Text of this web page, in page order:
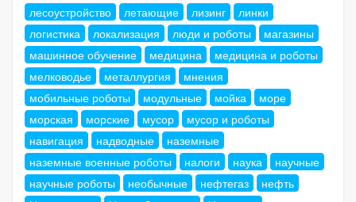
лесоустройство
летающие лизинг
линки
логистика
локализация люди и роботы
магазины
машинное обучение
медицина
медицина и роботы
мелководье
металлургия
мнения
мобильные роботы
модульные мойка
море
морская
морские мусор
мусор и роботы
навигация
надводные
наземные
наземные военные роботы
налоги наука
научные
научные роботы
необычные нефтегаз
нефть